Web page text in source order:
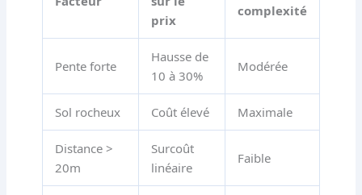
prix
complexité
Pente forte
Hausse de
10 à 30%
Modérée
Sol rocheux Coût élevé Maximale
Distance >
20m
Surcoût
linéaire
Faible